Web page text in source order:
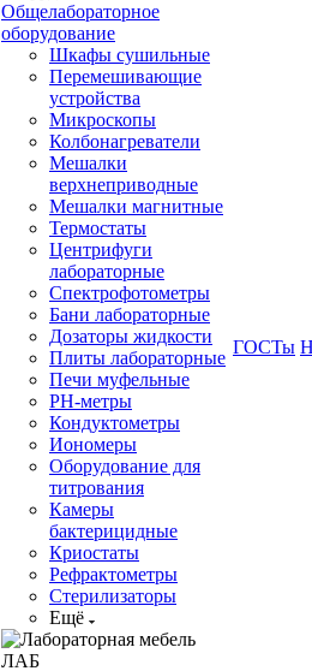
Общелабораторное
оборудование
Шкафы сушильные
Перемешивающие
устройства
Микроскопы
Колбонагреватели
Мешалки
верхнеприводные
Мешалки магнитные
Термостаты
Центрифуги
лабораторные
Спектрофотометры
Бани лабораторные
Дозаторы жидкости
Плиты лабораторные
Печи муфельные
РН-метры
Кондуктометры
Иономеры
Оборудование для
титрования
Камеры
бактерицидные
Криостаты
Рефрактометры
Стерилизаторы
Ещё
ГОСТы